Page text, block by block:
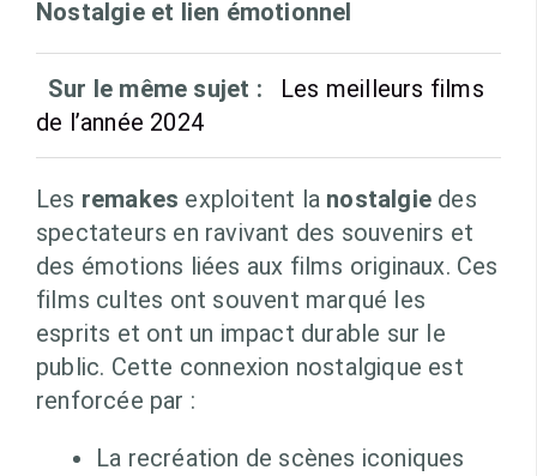
Nostalgie et lien émotionnel
Sur le même sujet :
Les meilleurs films
de l’année 2024
Les remakes exploitent la nostalgie des
spectateurs en ravivant des souvenirs et
des émotions liées aux films originaux. Ces
films cultes ont souvent marqué les
esprits et ont un impact durable sur le
public. Cette connexion nostalgique est
renforcée par :
La recréation de scènes iconiques